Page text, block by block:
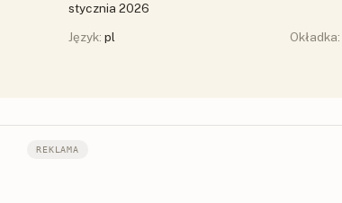
stycznia 2026
Język: pl Okładka:
REKLAMA